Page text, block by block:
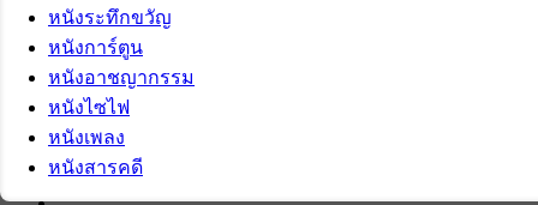
หนังระทึกขวัญ
หนังการ์ตูน
หนังอาชญากรรม
หนังไซไฟ
หนังเพลง
หนังสารคดี